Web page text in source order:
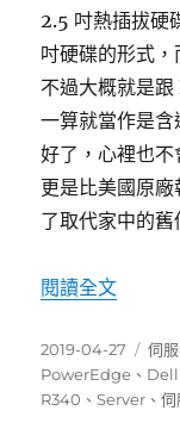
2.5 吋熱插拔硬
吋硬碟的形式
不過大概就是
一算就當作是
好了，心裡也
更是比美國原
了取代家中的舊
閱讀全文〈Dell
發
佈
日
2019-04-27
分
類
伺
PowerEdge 、
R340 、Server 、伺